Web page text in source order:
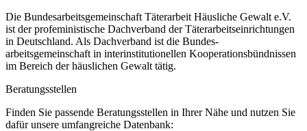
Die Bundesarbeitsgemeinschaft Täterarbeit Häusliche Gewalt e.V.
ist der profeministische Dachverband der Täterarbeitseinrichtungen
in Deutschland. Als Dachverband ist die Bundes-
arbeitsgemeinschaft in interinstitutionellen Kooperationsbündnissen
im Bereich der häuslichen Gewalt tätig.
Beratungsstellen
Finden Sie passende Beratungsstellen in Ihrer Nähe und nutzen Sie
dafür unsere umfangreiche Datenbank: